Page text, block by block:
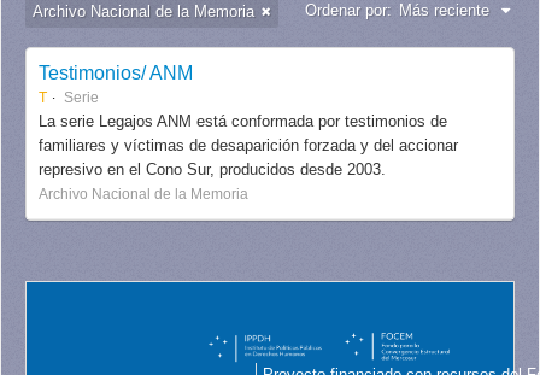
Archivo Nacional de la Memoria Ordenar por: Más reciente
Testimonios/ ANM
T Serie
La serie Legajos ANM está conformada por testimonios de
familiares y víctimas de desaparición forzada y del accionar
represivo en el Cono Sur, producidos desde 2003.
Archivo Nacional de la Memoria